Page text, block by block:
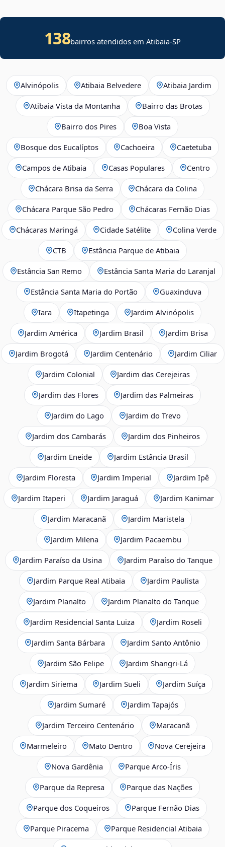
138bairros atendidos em Atibaia-SP
Alvinópolis Atibaia Belvedere Atibaia Jardim
Atibaia Vista da Montanha Bairro das Brotas
Bairro dos Pires Boa Vista
Bosque dos Eucalíptos Cachoeira Caetetuba
Campos de Atibaia Casas Populares Centro
Chácara Brisa da Serra Chácara da Colina
Chácara Parque São Pedro Chácaras Fernão Dias
Chácaras Maringá Cidade Satélite Colina Verde
CTB Estância Parque de Atibaia
Estância San Remo Estância Santa Maria do Laranjal
Estância Santa Maria do Portão Guaxinduva
Iara Itapetinga Jardim Alvinópolis
Jardim América Jardim Brasil Jardim Brisa
Jardim Brogotá Jardim Centenário Jardim Ciliar
Jardim Colonial Jardim das Cerejeiras
Jardim das Flores Jardim das Palmeiras
Jardim do Lago Jardim do Trevo
Jardim dos Cambarás Jardim dos Pinheiros
Jardim Eneide Jardim Estância Brasil
Jardim Floresta Jardim Imperial Jardim Ipê
Jardim Itaperi Jardim Jaraguá Jardim Kanimar
Jardim Maracanã Jardim Maristela
Jardim Milena Jardim Pacaembu
Jardim Paraíso da Usina Jardim Paraíso do Tanque
Jardim Parque Real Atibaia Jardim Paulista
Jardim Planalto Jardim Planalto do Tanque
Jardim Residencial Santa Luiza Jardim Roseli
Jardim Santa Bárbara Jardim Santo Antônio
Jardim São Felipe Jardim Shangri-Lá
Jardim Siriema Jardim Sueli Jardim Suíça
Jardim Sumaré Jardim Tapajós
Jardim Terceiro Centenário Maracanã
Marmeleiro Mato Dentro Nova Cerejeira
Nova Gardênia Parque Arco-Íris
Parque da Represa Parque das Nações
Parque dos Coqueiros Parque Fernão Dias
Parque Piracema Parque Residencial Atibaia